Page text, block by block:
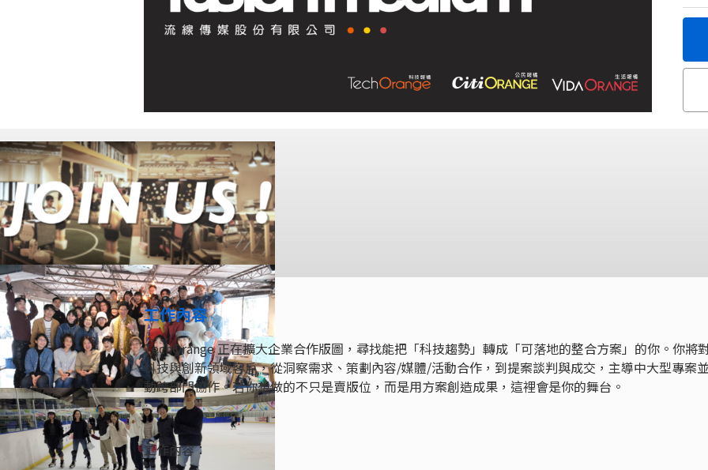
工作內容
TechOrange 正在擴大企業合作版圖，尋找能把「科技趨勢」轉成「可落地的整合方案」的你。你將
科技與創新領域客戶，從洞察需求、策劃內容/媒體/活動合作，到提案談判與成交，主導中大型專案
動跨部門協作。若你想做的不只是賣版位，而是用方案創造成果，這裡會是你的舞台。
工作內容：